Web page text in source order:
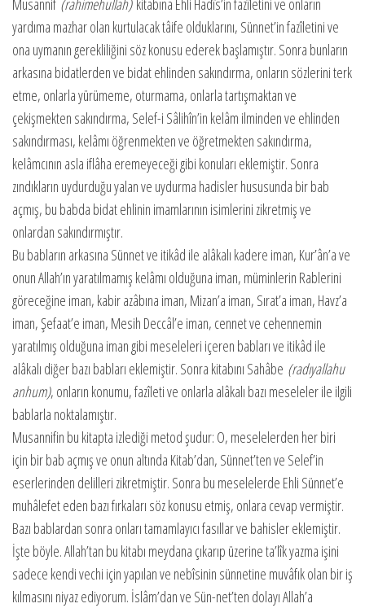
Musannif (rahimehullah)kitabına Ehli Hadîs’in fazîletini ve onların
yardıma mazhar olan kurtulacak tâife olduklarını, Sünnet’in fazîletini ve
ona uymanın gerekliliğini söz konusu ederek başlamıştır. Sonra bunların
arkasına bidatlerden ve bidat ehlinden sakındırma, onların sözlerini terk
etme, onlarla yürümeme, oturmama, onlarla tartışmak­tan ve
çekişmekten sakındırma, Selef-i Sâlihîn’in kelâm ilminden ve ehlinden
sakındırması, kelâmı öğrenmekten ve öğretmekten sakın­dırma,
kelâmcının asla iflâha eremeyeceği gibi konuları eklemiştir. Sonra
zındıkların uydurduğu yalan ve uydurma hadisler hususunda bir bab
açmış, bu babda bidat ehlinin imamlarının isimlerini zikret­miş ve
onlardan sakındırmıştır.
Bu babların arkasına Sünnet ve itikâd ile alâkalı kadere iman, Kur’ân’a ve
onun Allah’ın yaratılmamış kelâmı olduğuna iman, mü­minlerin Rablerini
göreceğine iman, kabir azâbına iman, Mizan’a iman, Sırat’a iman, Havz’a
iman, Şefaat’e iman, Mesih Deccâl’e iman, cennet ve cehennemin
yaratılmış olduğuna iman gibi meseleleri içe­ren babları ve itikâd ile
alâkalı diğer bazı babları eklemiştir. Sonra ki­tabını Sahâbe (radıyallahu
anhum), onların konumu, fazîleti ve onlarla alâkalı bazı meseleler ile ilgili
bablarla noktalamıştır.
Musannifin bu kitapta izlediği metod şudur: O, meselelerden her biri
için bir bab açmış ve onun altında Kitab’dan, Sünnet’ten ve Selef’in
eserlerinden delilleri zikretmiştir. Sonra bu meselelerde Ehli Sünnet’e
muhâlefet eden bazı fırkaları söz konusu etmiş, onlara ce­vap vermiştir.
Bazı bablardan sonra onları tamamlayıcı fasıllar ve bahisler eklemiştir.
İşte böyle. Allah’tan bu kitabı meydana çıkarıp üzerine ta’lîk yazma işini
sadece kendi vechi için yapılan ve nebîsinin sünnetine muvâfık olan bir iş
kılmasını niyaz ediyorum. İslâm’dan ve Sün-net’ten dolayı Allah’a